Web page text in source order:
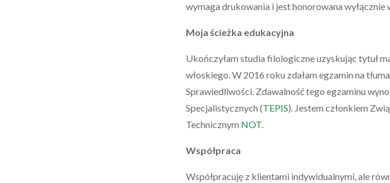
wymaga drukowania i jest honorowana
Moja ścieżka edukacyjna
Ukończyłam studia filologiczne uzyskując tytuł
włoskiego. W 2016 roku zdałam egzamin na
Sprawiedliwości. Zdawalność tego egzaminu
Specjalistycznych (TEPIS). Jestem członkiem
Technicznym NOT.
Współpraca
Współpracuję z klientami indywidualnymi, ale